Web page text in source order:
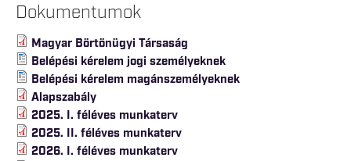
Dokumentumok
Magyar Börtönügyi Társaság
Belépési kérelem jogi személyeknek
Belépési kérelem magánszemélyeknek
Alapszabály
2025. I. féléves munkaterv
2025. II. féléves munkaterv
2026. I. féléves munkaterv